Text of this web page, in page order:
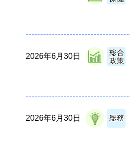
2026年6月30日
2026年6月30日